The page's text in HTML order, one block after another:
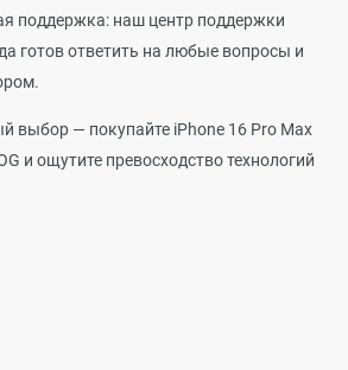
поддержка: наш центр поддержки
готов ответить на любые вопросы и
выбор — покупайте iPhone 16 Pro Max
и ощутите превосходство технологий